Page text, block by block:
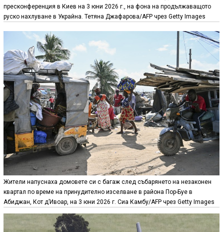
пресконференция в Киев на 3 юни 2026 г., на фона на продължаващото
руско нахлуване в Украйна. Тетяна Джафарова/AFP чрез Getty Images
Жители напуснаха домовете си с багаж след събарянето на незаконен
квартал по време на принудително изселване в района Пор-Буе в
Абиджан, Кот д’Ивоар, на 3 юни 2026 г. Сиа Камбу/AFP чрез Getty Images